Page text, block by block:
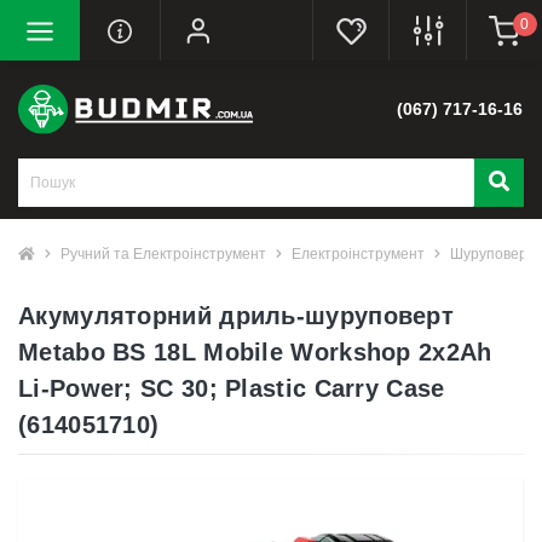
0
(067) 717-16-16
Ручний та Електроінструмент Електроінструмент Шуруповерти
Акумуляторний дриль-шуруповерт
Metabo BS 18L Mobile Workshop 2x2Ah
Li-Power; SC 30; Plastic Carry Case
(614051710)